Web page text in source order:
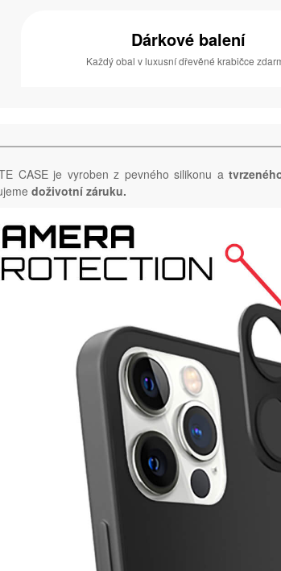
Dárkové balení
Každý obal v luxusní dřevěné krabičce
CASE je vyroben z pevného silikonu a
doživotní záruku.